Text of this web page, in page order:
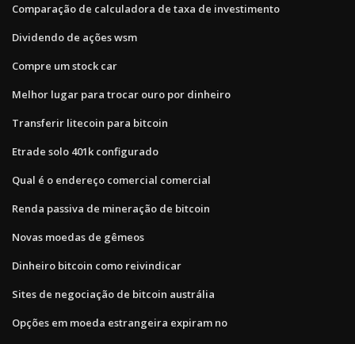
Comparação de calculadora de taxa de investimento
Dividendo de ações wsm
Compre um stock car
Melhor lugar para trocar ouro por dinheiro
Transferir litecoin para bitcoin
Etrade solo 401k configurado
Qual é o endereço comercial comercial
Renda passiva de mineração de bitcoin
Novas moedas de gêmeos
Dinheiro bitcoin como reivindicar
Sites de negociação de bitcoin austrália
Opções em moeda estrangeira expiram no